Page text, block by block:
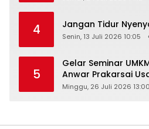
4 Jangan Tidur
Senin, 13 Juli 2026 10:05
5
Gelar Seminar
Anwar Prakarsai
di Logung
Minggu, 26 Juli 2026 13:00